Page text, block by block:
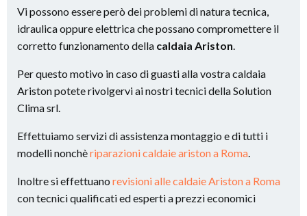
Vi possono essere però dei problemi di natura tecnica,
idraulica oppure elettrica che possano compromettere il
corretto funzionamento della caldaia Ariston.
Per questo motivo in caso di guasti alla vostra caldaia
Ariston potete rivolgervi ai nostri tecnici della Solution
Clima srl.
Effettuiamo servizi di assistenza montaggio e di tutti i
modelli nonchèriparazioni caldaie ariston a Roma.
Inoltre si effettuano revisioni alle caldaie Ariston a Roma
con tecnici qualificati ed esperti a prezzi economici